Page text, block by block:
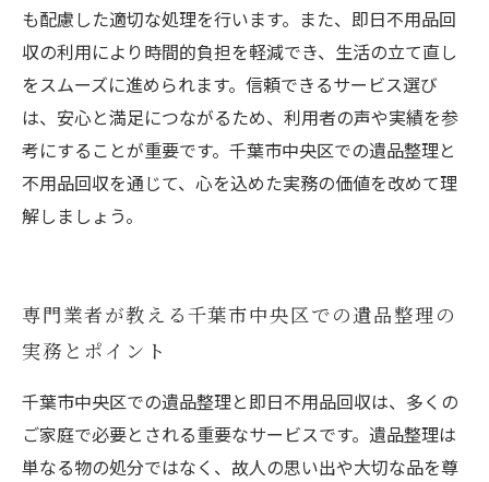
も配慮した適切な処理を行います。また、即日不用品回
収の利用により時間的負担を軽減でき、生活の立て直し
をスムーズに進められます。信頼できるサービス選び
は、安心と満足につながるため、利用者の声や実績を参
考にすることが重要です。千葉市中央区での遺品整理と
不用品回収を通じて、心を込めた実務の価値を改めて理
解しましょう。
専門業者が教える千葉市中央区での遺品整理の
実務とポイント
千葉市中央区での遺品整理と即日不用品回収は、多くの
ご家庭で必要とされる重要なサービスです。遺品整理は
単なる物の処分ではなく、故人の思い出や大切な品を尊